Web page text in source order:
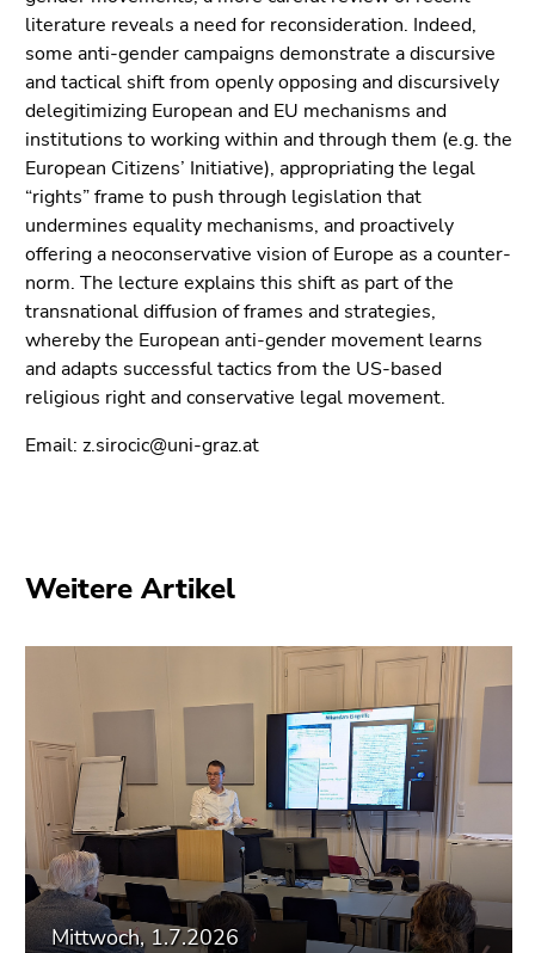
Zur
Suche
(Zugriffstaste
9)
literature reveals a need for reconsideration. Indeed,
some anti-gender campaigns demonstrate a discursive
and tactical shift from openly opposing and discursively
delegitimizing European and EU mechanisms and
institutions to working within and through them (e.g. the
European Citizens’ Initiative), appropriating the legal
“rights” frame to push through legislation that
undermines equality mechanisms, and proactively
offering a neoconservative vision of Europe as a counter-
norm. The lecture explains this shift as part of the
transnational diffusion of frames and strategies,
whereby the European anti-gender movement learns
and adapts successful tactics from the US-based
religious right and conservative legal movement.
Email: z.sirocic@uni-graz.at
Weitere Artikel
Mittwoch, 1.7.2026